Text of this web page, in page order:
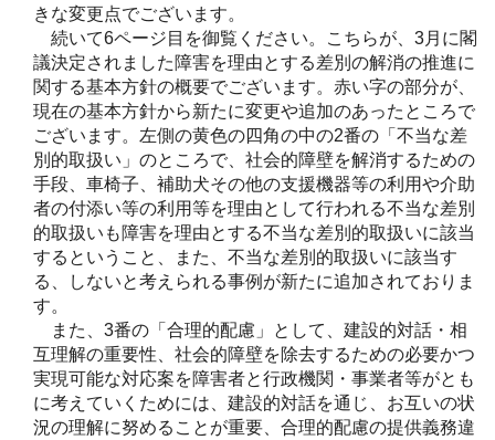
きな変更点でございます。
続いて6ページ目を御覧ください。こちらが、3月に閣
議決定されました障害を理由とする差別の解消の推進に
関する基本方針の概要でございます。赤い字の部分が、
現在の基本方針から新たに変更や追加のあったところで
ございます。左側の黄色の四角の中の2番の「不当な差
別的取扱い」のところで、社会的障壁を解消するための
手段、車椅子、補助犬その他の支援機器等の利用や介助
者の付添い等の利用等を理由として行われる不当な差別
的取扱いも障害を理由とする不当な差別的取扱いに該当
するということ、また、不当な差別的取扱いに該当す
る、しないと考えられる事例が新たに追加されておりま
す。
また、3番の「合理的配慮」として、建設的対話・相
互理解の重要性、社会的障壁を除去するための必要かつ
実現可能な対応案を障害者と行政機関・事業者等がとも
に考えていくためには、建設的対話を通じ、お互いの状
況の理解に努めることが重要、合理的配慮の提供義務違